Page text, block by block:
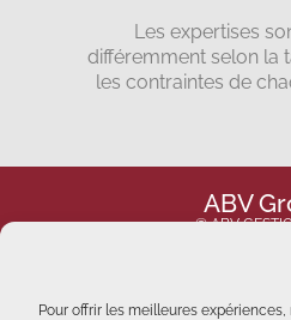
Pour offrir les meilleures
Les expertises
différemment selon la
les contraintes de
ABV
© ABV